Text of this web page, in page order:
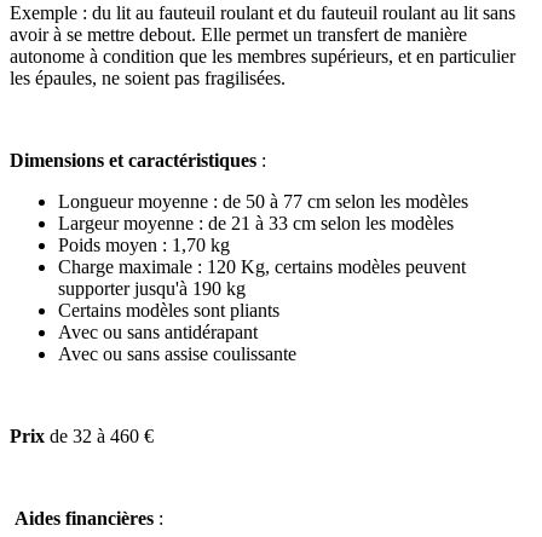
Exemple : du lit au fauteuil roulant et du fauteuil roulant au lit sans
avoir à se mettre debout. Elle permet un transfert de manière
autonome à condition que les membres supérieurs, et en particulier
les épaules, ne soient pas fragilisées.
Dimensions et caractéristiques :
Longueur moyenne : de 50 à 77 cm selon les modèles
Largeur moyenne : de 21 à 33 cm selon les modèles
Poids moyen : 1,70 kg
Charge maximale : 120 Kg, certains modèles peuvent
supporter jusqu'à 190 kg
Certains modèles sont pliants
Avec ou sans antidérapant
Avec ou sans assise coulissante
Prix de 32 à 460 €
Aides financières :